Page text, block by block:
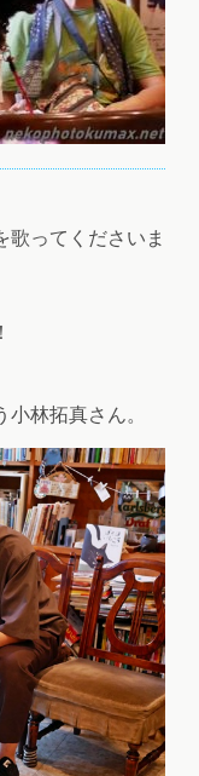
ってくださいま
林拓真さん。